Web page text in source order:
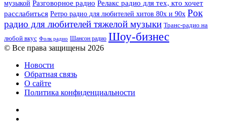
музыкой Разговорное радио Релакс радио для тех, кто хочет
расслабиться Ретро радио для любителей хитов 80х и 90х Рок
радио для любителей тяжелой музыки Транс-радио на
любой вкус Фолк радио Шансон радио Шоу-бизнес
© Все права защищены 2026
Новости
Обратная связь
О сайте
Политика конфиденциальности